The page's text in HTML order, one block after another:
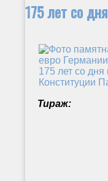
175 лет со
Тираж: